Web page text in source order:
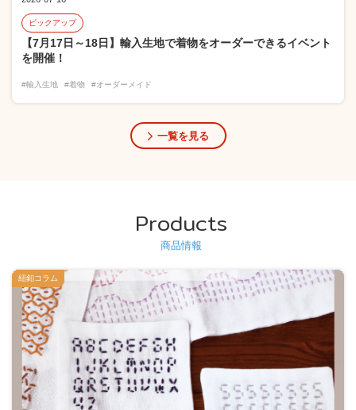
ピックアップ
【7月17日～18日】輸入生地で着物をオーダーできるイベント
を開催！
#輸入生地 #着物 #オーダーメイド
一覧を見る
Products
商品情報
紐釦コラム